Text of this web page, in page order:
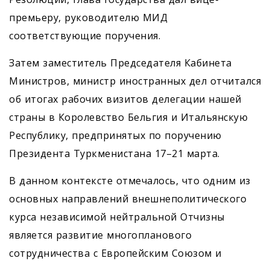
премьеру, руководителю МИД
соответствующие поручения.
Затем заместитель Председателя Кабинета
Министров, министр иностранных дел отчитался
об итогах рабочих визитов делегации нашей
страны в Королевство Бельгия и Итальянскую
Республику, предпринятых по поручению
Президента Туркменистана 17–21 марта.
В данном контексте отмечалось, что одним из
основных направлений внешнеполитического
курса независимой нейтральной Отчизны
является развитие многопланового
сотрудничества с Европейским Союзом и